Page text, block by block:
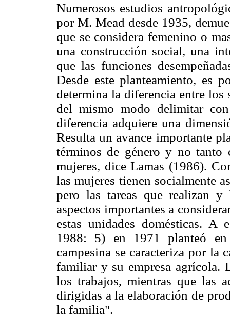
Numerosos estudios
por M. Mead desde 1935,
que se considera femenino o
una construcción social, una
que las funciones
Desde este planteamiento, es
determina la diferencia entre
del mismo modo delimitar
diferencia adquiere una
Resulta un avance importante
términos de género y no tanto
mujeres, dice Lamas (1986).
las mujeres tienen socialmente
pero las tareas que realizan
aspectos importantes a
estas unidades domésticas. A
1988: 5) en 1971 planteó
campesina se caracteriza por la
familiar y su empresa
los trabajos, mientras que las
dirigidas a la elaboración de
la familia".